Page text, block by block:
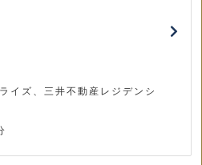
イズ、三井不動産レジデンシ